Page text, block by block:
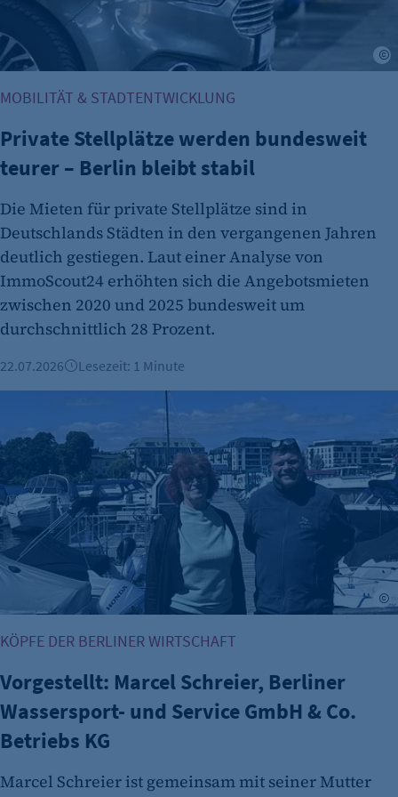
Zweck:
Opt-In Cookie speichert die Entscheidung des
Besuchers, wenn auf der Seite des Kunden das
Tracking Opt-In ausgespielt wird. Wird auch
für ein eventuelles Opt-Out verwendet.
Cookie Laufzeit:
"no" - 50 Jahre "yes" - 480 Tage
Name:
fe_typo_user
Anbieter:
CMS TYPO3
Zweck:
Benutzer-Sessions (z. B. bei Login, Umfrage
oder Formularen). Wird auch bei Caching zur
Identifizierung verwendet.
Cookie Laufzeit:
Session
Cookie Consent
Name:
cookie_consent
Zweck:
Dieser Cookie speichert die ausgewählten
Einverständnis-Optionen des Benutzers
1 Jahr
MOBILITÄT & STADTENTWICKLUNG
Private Stellplätze werden bundesweit
teurer – Berlin bleibt stabil
Die Mieten für private Stellplätze sind in
Deutschlands Städten in den vergangenen Jahren
deutlich gestiegen. Laut einer Analyse von
ImmoScout24 erhöhten sich die Angebotsmieten
zwischen 2020 und 2025 bundesweit um
durchschnittlich 28 Prozent.
22.07.2026 Lesezeit: 1 Minute
Vorgestellt: Marcel Schreier, Berliner Wassersport- und
KÖPFE DER BERLINER WIRTSCHAFT
Vorgestellt: Marcel Schreier, Berliner
Wassersport- und Service GmbH & Co.
Betriebs KG
Marcel Schreier ist gemeinsam mit seiner Mutter